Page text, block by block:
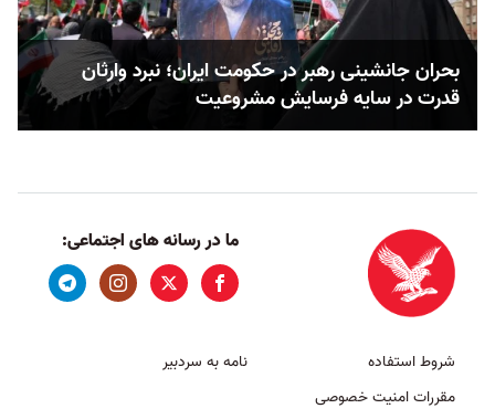
بحران جانشینی رهبر در حکومت ایران؛ نبرد وارثان
قدرت در سایه فرسایش مشروعیت
ما در رسانه های اجتماعی:
شروط استفاده
مقررات امنیت خصوصی
نامه به سردبیر